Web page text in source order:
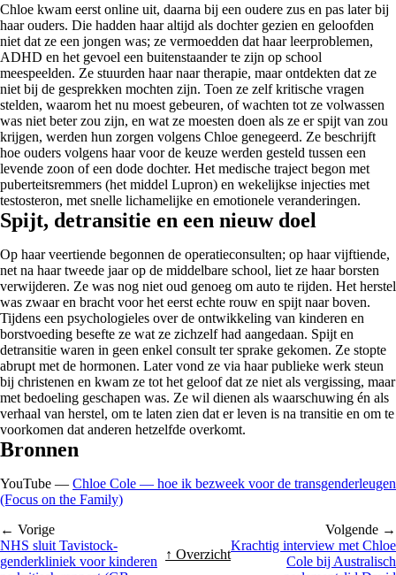
Chloe kwam eerst online uit, daarna bij een oudere zus en pas later bij
haar ouders. Die hadden haar altijd als dochter gezien en geloofden
niet dat ze een jongen was; ze vermoedden dat haar leerproblemen,
ADHD en het gevoel een buitenstaander te zijn op school
meespeelden. Ze stuurden haar naar therapie, maar ontdekten dat ze
niet bij de gesprekken mochten zijn. Toen ze zelf kritische vragen
stelden, waarom het nu moest gebeuren, of wachten tot ze volwassen
was niet beter zou zijn, en wat ze moesten doen als ze er spijt van zou
krijgen, werden hun zorgen volgens Chloe genegeerd. Ze beschrijft
hoe ouders volgens haar voor de keuze werden gesteld tussen een
levende zoon of een dode dochter. Het medische traject begon met
puberteitsremmers (het middel Lupron) en wekelijkse injecties met
testosteron, met snelle lichamelijke en emotionele veranderingen.
Spijt, detransitie en een nieuw doel
Op haar veertiende begonnen de operatieconsulten; op haar vijftiende,
net na haar tweede jaar op de middelbare school, liet ze haar borsten
verwijderen. Ze was nog niet oud genoeg om auto te rijden. Het herstel
was zwaar en bracht voor het eerst echte rouw en spijt naar boven.
Tijdens een psychologieles over de ontwikkeling van kinderen en
borstvoeding besefte ze wat ze zichzelf had aangedaan. Spijt en
detransitie waren in geen enkel consult ter sprake gekomen. Ze stopte
abrupt met de hormonen. Later vond ze via haar publieke werk steun
bij christenen en kwam ze tot het geloof dat ze niet als vergissing, maar
met bedoeling geschapen was. Ze wil dienen als waarschuwing én als
verhaal van herstel, om te laten zien dat er leven is na transitie en om te
voorkomen dat anderen hetzelfde overkomt.
Bronnen
YouTube — Chloe Cole — hoe ik bezweek voor de transgenderleugen
(Focus on the Family)
← Vorige
NHS sluit Tavistock-
genderkliniek voor kinderen
↑ Overzicht
Volgende →
Krachtig interview met Chloe
Cole bij Australisch